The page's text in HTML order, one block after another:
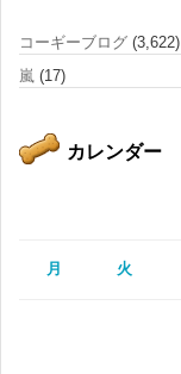
コーギーブログ (3,622)
嵐 (17)
カレンダー
月 火